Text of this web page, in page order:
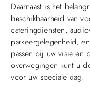
Daarnaast is het
beschikbaarheid van
cateringdiensten,
parkeergelegenheid,
passen bij uw visie en
overwegingen kunt u
voor uw speciale dag.